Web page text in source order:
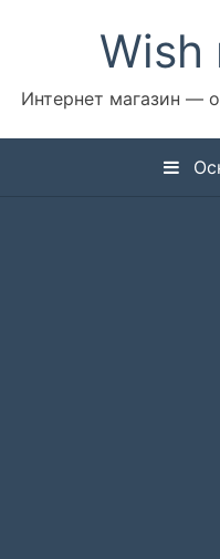
содержимомуWish
Интернет магазин —